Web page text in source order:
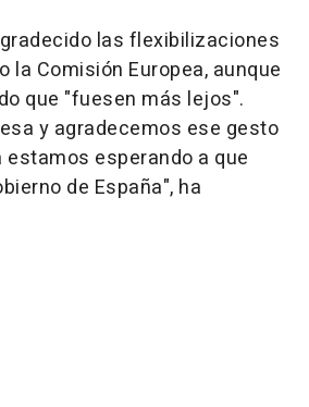
las flexibilizaciones
la Comisión Europea, aunque
que "fuesen más lejos".
y agradecemos ese gesto
esperando a que
de España", ha